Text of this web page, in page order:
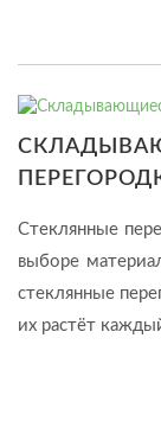
Стеклянные
выборе
стеклянные
их растёт